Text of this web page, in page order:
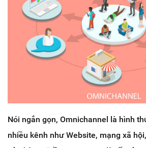
Nói ngắn gọn, Omnichannel là hình
nhiều kênh như Website, mạng xã